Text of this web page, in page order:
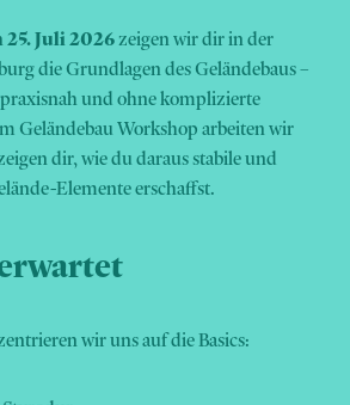
25. Juli 2026zeigen wir dir in der
die Grundlagen des Geländebaus –
und ohne komplizierte
Geländebau Workshop arbeiten wir
dir, wie du daraus stabile und
Elemente erschaffst.
wir uns auf die Basics: